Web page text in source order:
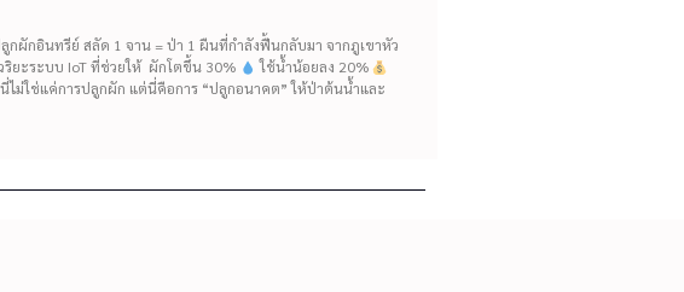
ลูกผักอินทรีย์ สลัด 1 จาน = ป่า 1 ผืนที่กำลังฟื้นกลับมา จากภูเขาหัว
ริยะระบบ IoT ที่ช่วยให้ ผักโตขึ้น 30%
ใช้น้ำน้อยลง 20%
ไม่ใช่แค่การปลูกผัก แต่นี่คือการ “ปลูกอนาคต” ให้ป่าต้นน้ำและ